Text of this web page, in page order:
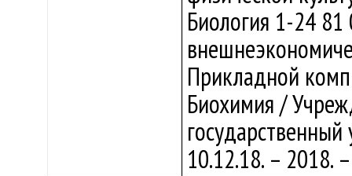
Биология 1-24
Прикладной
Биохимия /
10.12.18. –